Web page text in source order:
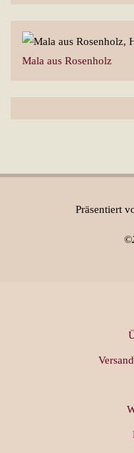
Mala aus Rosenholz
Präsentiert